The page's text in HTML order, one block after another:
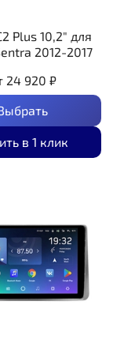
Plus 10,2" для
2012-2017
24 920 ₽
в 1 клик